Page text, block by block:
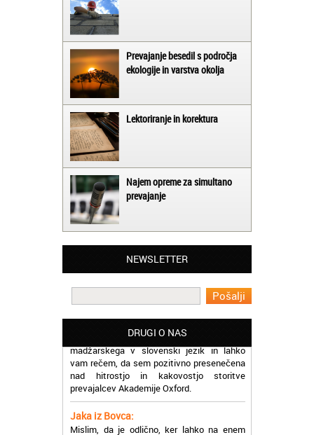
Prevajanje besedil s področja
ekologije in varstva okolja
Lektoriranje in korektura
Najem opreme za simultano
prevajanje
NEWSLETTER
DRUGI O NAS
Matjaž iz Ajdovščine:
prevajalske storitve opravljajo hitro in
učinkoviti.
Martina iz Bleda:
Potrebovala sem prevajanje iz
madžarskega v slovenski jezik in lahko
nad hitrostjo in kakovostjo storitve
prevajalcev Akademije Oxford.
Jaka iz Bovca:
Mislim, da je odlično, ker lahko na enem
mestu najdem prevajalske storitve za